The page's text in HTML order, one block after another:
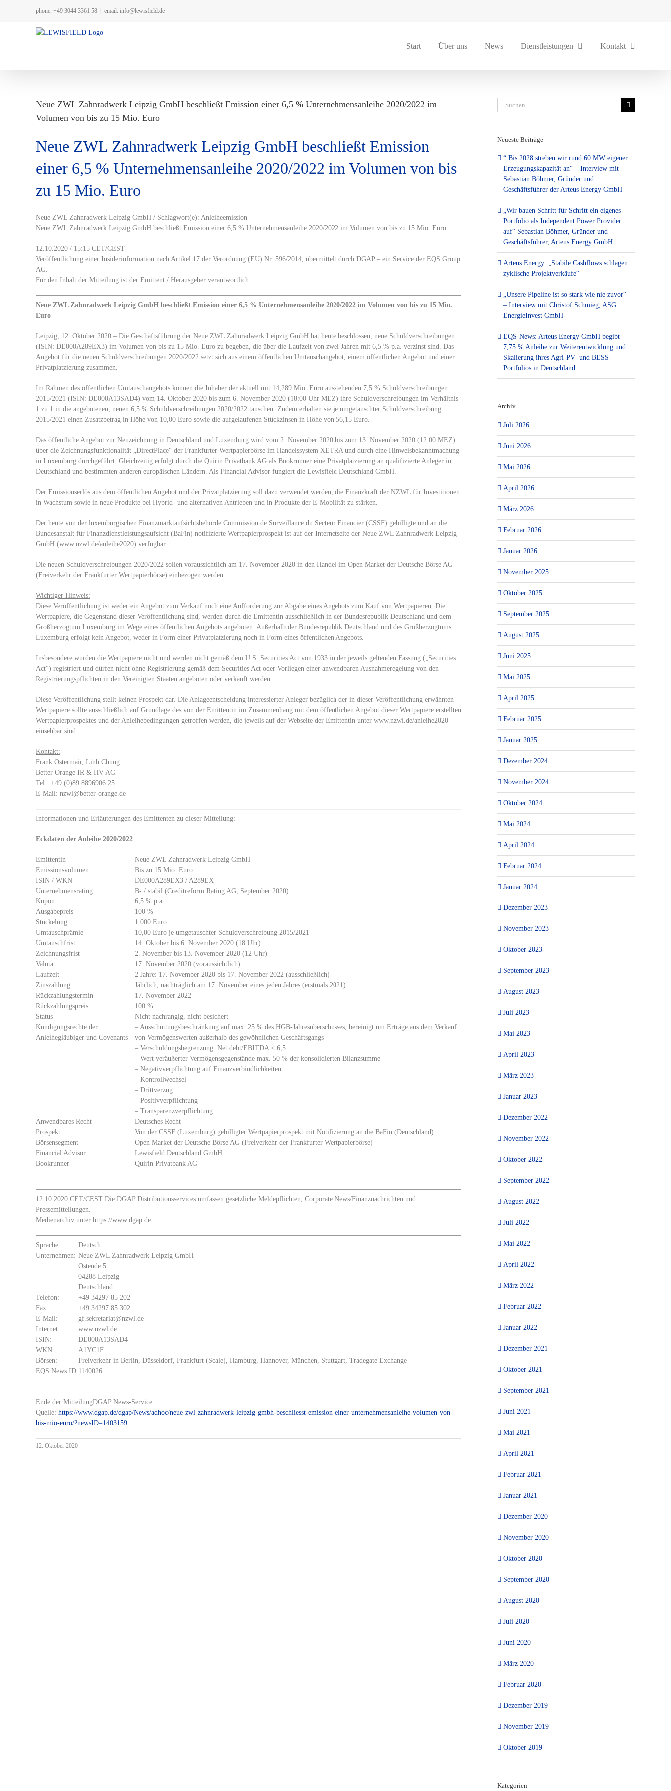
phone: +49 3044 3361 58 email: info@lewisfield.de
Start Über uns News Dienstleistungen Kontakt
Neue ZWL Zahnradwerk Leipzig GmbH beschließt Emission einer 6,5 % Unternehmensanleihe 2020/2022 im
Volumen von bis zu 15 Mio. Euro
Neue ZWL Zahnradwerk Leipzig GmbH beschließt Emission
einer 6,5 % Unternehmensanleihe 2020/2022 im Volumen von bis
zu 15 Mio. Euro
Neue ZWL Zahnradwerk Leipzig GmbH / Schlagwort(e): Anleiheemission
Neue ZWL Zahnradwerk Leipzig GmbH beschließt Emission einer 6,5 % Unternehmensanleihe 2020/2022 im Volumen von bis zu 15 Mio. Euro
12.10.2020 / 15:15 CET/CEST
Veröffentlichung einer Insiderinformation nach Artikel 17 der Verordnung (EU) Nr. 596/2014, übermittelt durch DGAP – ein Service der EQS Group
AG.
Für den Inhalt der Mitteilung ist der Emittent / Herausgeber verantwortlich.
Neue ZWL Zahnradwerk Leipzig GmbH beschließt Emission einer 6,5 % Unternehmensanleihe 2020/2022 im Volumen von bis zu 15 Mio.
Euro
Leipzig, 12. Oktober 2020 – Die Geschäftsführung der Neue ZWL Zahnradwerk Leipzig GmbH hat heute beschlossen, neue Schuldverschreibungen
(ISIN: DE000A289EX3) im Volumen von bis zu 15 Mio. Euro zu begeben, die über die Laufzeit von zwei Jahren mit 6,5 % p.a. verzinst sind. Das
Angebot für die neuen Schuldverschreibungen 2020/2022 setzt sich aus einem öffentlichen Umtauschangebot, einem öffentlichen Angebot und einer
Privatplatzierung zusammen.
Im Rahmen des öffentlichen Umtauschangebots können die Inhaber der aktuell mit 14,289 Mio. Euro ausstehenden 7,5 % Schuldverschreibungen
2015/2021 (ISIN: DE000A13SAD4) vom 14. Oktober 2020 bis zum 6. November 2020 (18:00 Uhr MEZ) ihre Schuldverschreibungen im Verhältnis
1 zu 1 in die angebotenen, neuen 6,5 % Schuldverschreibungen 2020/2022 tauschen. Zudem erhalten sie je umgetauschter Schuldverschreibung
2015/2021 einen Zusatzbetrag in Höhe von 10,00 Euro sowie die aufgelaufenen Stückzinsen in Höhe von 56,15 Euro.
Das öffentliche Angebot zur Neuzeichnung in Deutschland und Luxemburg wird vom 2. November 2020 bis zum 13. November 2020 (12:00 MEZ)
über die Zeichnungsfunktionalität „DirectPlace“ der Frankfurter Wertpapierbörse im Handelssystem XETRA und durch eine Hinweisbekanntmachung
in Luxemburg durchgeführt. Gleichzeitig erfolgt durch die Quirin Privatbank AG als Bookrunner eine Privatplatzierung an qualifizierte Anleger in
Deutschland und bestimmten anderen europäischen Ländern. Als Financial Advisor fungiert die Lewisfield Deutschland GmbH.
Der Emissionserlös aus dem öffentlichen Angebot und der Privatplatzierung soll dazu verwendet werden, die Finanzkraft der NZWL für Investitionen
in Wachstum sowie in neue Produkte bei Hybrid- und alternativen Antrieben und in Produkte der E-Mobilität zu stärken.
Der heute von der luxemburgischen Finanzmarktaufsichtsbehörde Commission de Surveillance du Secteur Financier (CSSF) gebilligte und an die
Bundesanstalt für Finanzdienstleistungsaufsicht (BaFin) notifizierte Wertpapierprospekt ist auf der Internetseite der Neue ZWL Zahnradwerk Leipzig
GmbH (www.nzwl.de/anleihe2020) verfügbar.
Die neuen Schuldverschreibungen 2020/2022 sollen voraussichtlich am 17. November 2020 in den Handel im Open Market der Deutsche Börse AG
(Freiverkehr der Frankfurter Wertpapierbörse) einbezogen werden.
Wichtiger Hinweis:
Diese Veröffentlichung ist weder ein Angebot zum Verkauf noch eine Aufforderung zur Abgabe eines Angebots zum Kauf von Wertpapieren. Die
Wertpapiere, die Gegenstand dieser Veröffentlichung sind, werden durch die Emittentin ausschließlich in der Bundesrepublik Deutschland und dem
Großherzogtum Luxemburg im Wege eines öffentlichen Angebots angeboten. Außerhalb der Bundesrepublik Deutschland und des Großherzogtums
Luxemburg erfolgt kein Angebot, weder in Form einer Privatplatzierung noch in Form eines öffentlichen Angebots.
Insbesondere wurden die Wertpapiere nicht und werden nicht gemäß dem U.S. Securities Act von 1933 in der jeweils geltenden Fassung („Securities
Act“) registriert und dürfen nicht ohne Registrierung gemäß dem Securities Act oder Vorliegen einer anwendbaren Ausnahmeregelung von den
Registrierungspflichten in den Vereinigten Staaten angeboten oder verkauft werden.
Diese Veröffentlichung stellt keinen Prospekt dar. Die Anlageentscheidung interessierter Anleger bezüglich der in dieser Veröffentlichung erwähnten
Wertpapiere sollte ausschließlich auf Grundlage des von der Emittentin im Zusammenhang mit dem öffentlichen Angebot dieser Wertpapiere erstellten
Wertpapierprospektes und der Anleihebedingungen getroffen werden, die jeweils auf der Webseite der Emittentin unter www.nzwl.de/anleihe2020
einsehbar sind.
Kontakt:
Frank Ostermair, Linh Chung
Better Orange IR & HV AG
Tel.: +49 (0)89 8896906 25
E-Mail: nzwl@better-orange.de
Informationen und Erläuterungen des Emittenten zu dieser Mitteilung:
Eckdaten der Anleihe 2020/2022
Emittentin
Neue ZWL Zahnradwerk Leipzig GmbH
Emissionsvolumen
Bis zu 15 Mio. Euro
ISIN / WKN
DE000A289EX3 / A289EX
Unternehmensrating
B- / stabil (Creditreform Rating AG, September 2020)
Kupon
6,5 % p.a.
Ausgabepreis
100 %
Stückelung
1.000 Euro
Umtauschprämie
10,00 Euro je umgetauschter Schuldverschreibung 2015/2021
Umtauschfrist
14. Oktober bis 6. November 2020 (18 Uhr)
Zeichnungsfrist
2. November bis 13. November 2020 (12 Uhr)
Valuta
17. November 2020 (voraussichtlich)
Laufzeit
2 Jahre: 17. November 2020 bis 17. November 2022 (ausschließlich)
Zinszahlung
Jährlich, nachträglich am 17. November eines jeden Jahres (erstmals 2021)
Rückzahlungstermin
17. November 2022
Rückzahlungspreis
100 %
Status
Nicht nachrangig, nicht besichert
Kündigungsrechte der
Anleihegläubiger und Covenants
– Ausschüttungsbeschränkung auf max. 25 % des HGB-Jahresüberschusses, bereinigt um Erträge aus dem Verkauf
von Vermögenswerten außerhalb des gewöhnlichen Geschäftsgangs
– Verschuldungsbegrenzung: Net debt/EBITDA < 6,5
– Wert veräußerter Vermögensgegenstände max. 50 % der konsolidierten Bilanzsumme
– Negativverpflichtung auf Finanzverbindlichkeiten
– Kontrollwechsel
– Drittverzug
– Positivverpflichtung
– Transparenzverpflichtung
Anwendbares Recht
Deutsches Recht
Prospekt
Von der CSSF (Luxemburg) gebilligter Wertpapierprospekt mit Notifizierung an die BaFin (Deutschland)
Börsensegment
Open Market der Deutsche Börse AG (Freiverkehr der Frankfurter Wertpapierbörse)
Financial Advisor
Lewisfield Deutschland GmbH
Bookrunner
Quirin Privatbank AG
12.10.2020 CET/CEST Die DGAP Distributionsservices umfassen gesetzliche Meldepflichten, Corporate News/Finanznachrichten und
Pressemitteilungen.
Medienarchiv unter https://www.dgap.de
Sprache:
Deutsch
Unternehmen: Neue ZWL Zahnradwerk Leipzig GmbH
Ostende 5
04288 Leipzig
Deutschland
Telefon:
+49 34297 85 202
Fax:
+49 34297 85 302
E-Mail:
gf.sekretariat@nzwl.de
Internet:
www.nzwl.de
ISIN:
DE000A13SAD4
WKN:
A1YC1F
Börsen:
Freiverkehr in Berlin, Düsseldorf, Frankfurt (Scale), Hamburg, Hannover, München, Stuttgart, Tradegate Exchange
EQS News ID:1140026
Ende der MitteilungDGAP News-Service
Quelle: https://www.dgap.de/dgap/News/adhoc/neue-zwl-zahnradwerk-leipzig-gmbh-beschliesst-emission-einer-unternehmensanleihe-volumen-von-
bis-mio-euro/?newsID=1403159
12. Oktober 2020
Suche
nach:
Neueste Beiträge
“ Bis 2028 streben wir rund 60 MW eigener
Erzeugungskapazität an“ – Interview mit
Sebastian Böhmer, Gründer und
Geschäftsführer der Arteus Energy GmbH
„Wir bauen Schritt für Schritt ein eigenes
Portfolio als Independent Power Provider
auf“ Sebastian Böhmer, Gründer und
Geschäftsführer, Arteus Energy GmbH
Arteus Energy: „Stabile Cashflows schlagen
zyklische Projektverkäufe“
„Unsere Pipeline ist so stark wie nie zuvor“
– Interview mit Christof Schmieg, ASG
EnergieInvest GmbH
EQS-News: Arteus Energy GmbH begibt
7,75 % Anleihe zur Weiterentwicklung und
Skalierung ihres Agri-PV- und BESS-
Portfolios in Deutschland
Archiv
Juli 2026
Juni 2026
Mai 2026
April 2026
März 2026
Februar 2026
Januar 2026
November 2025
Oktober 2025
September 2025
August 2025
Juni 2025
Mai 2025
April 2025
Februar 2025
Januar 2025
Dezember 2024
November 2024
Oktober 2024
Mai 2024
April 2024
Februar 2024
Januar 2024
Dezember 2023
November 2023
Oktober 2023
September 2023
August 2023
Juli 2023
Mai 2023
April 2023
März 2023
Januar 2023
Dezember 2022
November 2022
Oktober 2022
September 2022
August 2022
Juli 2022
Mai 2022
April 2022
März 2022
Februar 2022
Januar 2022
Dezember 2021
Oktober 2021
September 2021
Juni 2021
Mai 2021
April 2021
Februar 2021
Januar 2021
Dezember 2020
November 2020
Oktober 2020
September 2020
August 2020
Juli 2020
Juni 2020
März 2020
Februar 2020
Dezember 2019
November 2019
Oktober 2019
Kategorien